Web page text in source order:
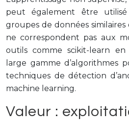
peut également être
groupes de données
ne correspondent pas aux
outils comme scikit-learn
large gamme d’algorithmes
techniques de détection
machine learning.
Valeur :